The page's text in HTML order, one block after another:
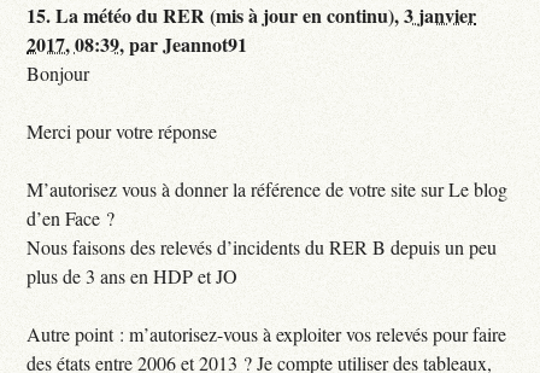
15.La météo du RER (mis à jour en continu),3 janvier
2017, 08:39,parJeannot91
Bonjour
Merci pour votre réponse
M’autorisez vous à donner la référence de votre site sur Le blog
d’en Face ?
Nous faisons des relevés d’incidents du RER B depuis un peu
plus de 3 ans en HDP et JO
Autre point : m’autorisez-vous à exploiter vos relevés pour faire
des états entre 2006 et 2013 ? Je compte utiliser des tableaux,